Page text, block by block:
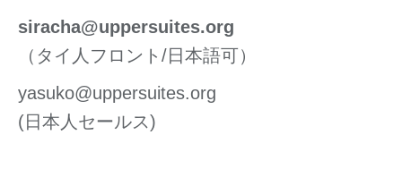
siracha@uppersuites.org
（タイ人フロント/日本語可）
yasuko@uppersuites.org
(日本人セールス)